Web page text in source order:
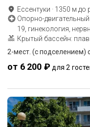
Ессентуки · 1350 м до
Опорно-
19, гинекология,
Крытый бассейн:
2-мест. (с подселением)
от 6 200 ₽ для 2